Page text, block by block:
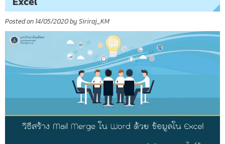
Posted on 14/05/2020by Siriraj_KM